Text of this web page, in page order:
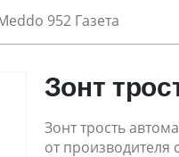
952 Газета
Зонт
Зонт трость
от производителя